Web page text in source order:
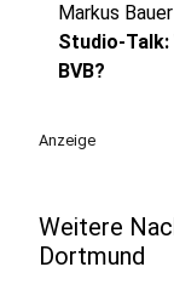
Markus
Studio-Talk:
BVB?
Anzeige
Weitere
Dortmund